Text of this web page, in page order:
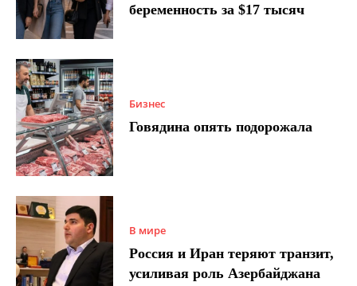
беременность за $17 тысяч
Бизнес
Говядина опять подорожала
В мире
Россия и Иран теряют транзит,
усиливая роль Азербайджана